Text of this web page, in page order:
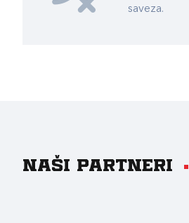
saveza.
Naši partneri